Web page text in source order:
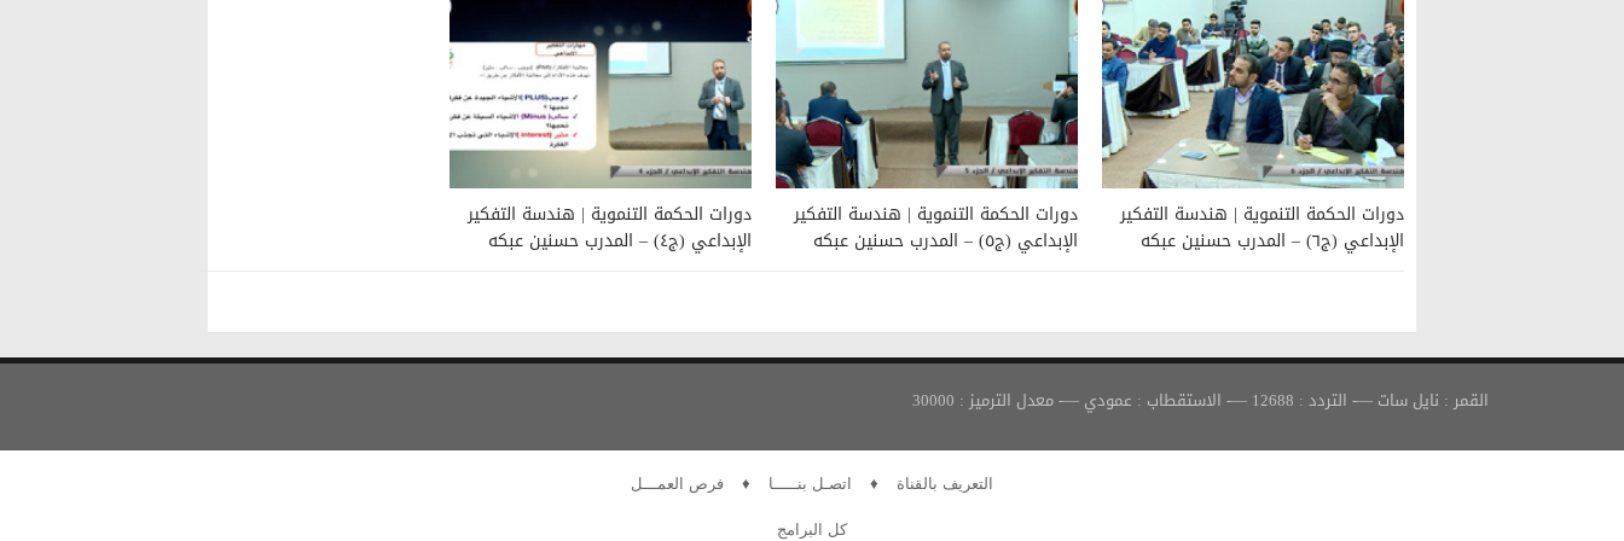
دورات الحكمة التنموية | هندسة التفكير
الإبداعي (ج٦) – المدرب حسنين عبكه
دورات الحكمة التنموية | هندسة التفكير
الإبداعي (ج٥) – المدرب حسنين عبكه
دورات الحكمة التنموية | هندسة التفكير
الإبداعي (ج٤) – المدرب حسنين عبكه
القمر : نايل سات —- التردد : 12688 —- الاستقطاب : عمودي —- معدل الترميز : 30000
التعريف بالقناة ♦ اتصـل بنـــــا ♦ فرص العمـــل
كل البرامج